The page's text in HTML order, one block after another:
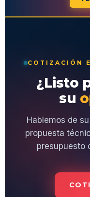
COTIZACIÓN
¿Listo
su
Hablemos de
propuesta
presupuesto